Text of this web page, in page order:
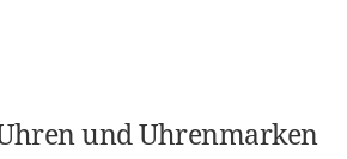
und Uhrenmarken